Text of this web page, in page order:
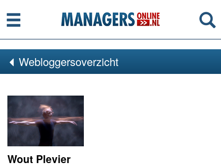
Menu
Webloggersoverzicht
Wout Plevier